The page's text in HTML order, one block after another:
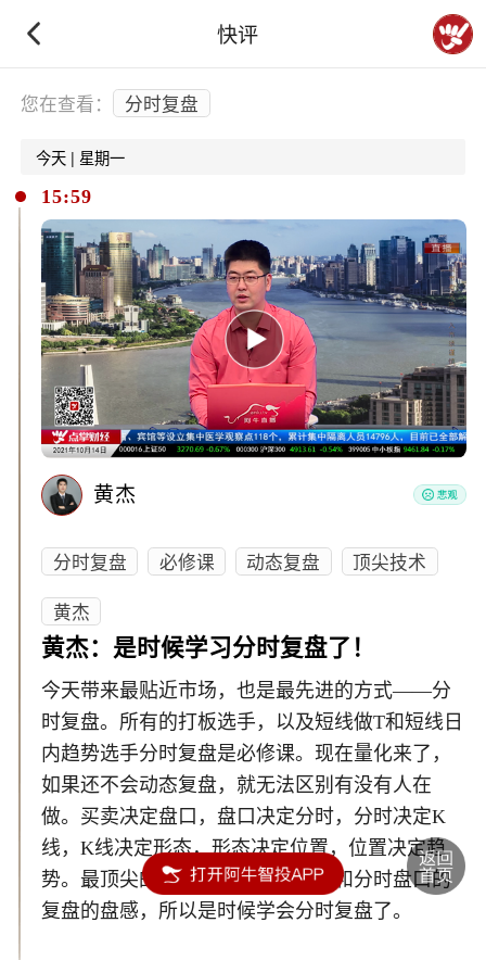
快评
下拉刷新
您在查看： 分时复盘
今天 | 星期一
15:59
黄杰
分时复盘 必修课 动态复盘
顶尖技术
黄杰
黄杰：是时候学习分时复盘了！
今天带来最贴近市场，也是最先进的方式——分
时复盘。所有的打板选手，以及短线做T和短线日
内趋势选手分时复盘是必修课。现在量化来了，
如果还不会动态复盘，就无法区别有没有人在
做。买卖决定盘口，盘口决定分时，分时决定K
线，K线决定形态，形态决定位置，位置决定趋
势。最顶尖的技术在于盘口的识别和分时盘口的
复盘的盘感，所以是时候学会分时复盘了。